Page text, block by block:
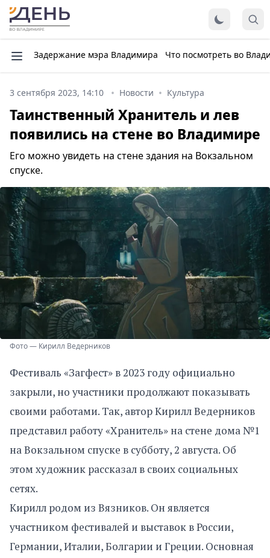
Задержание мэра Владимира Что посмотреть во
3 сентября 2023, 14:10 Новости Культура
Таинственный Хранитель и лев
появились на стене во Владимире
Его можно увидеть на стене здания на Вокзальном
спуске.
Фото — Кирилл Ведерников
Фестиваль «Загфест» в 2023 году официально
закрыли, но участники продолжают показывать
своими работами. Так, автор Кирилл Ведерников
представил работу «Хранитель» на стене дома №1
на Вокзальном спуске в субботу, 2 августа. Об
этом художник рассказал в своих социальных
сетях.
Кирилл родом из Вязников. Он является
участником фестивалей и выставок в России,
Германии, Италии, Болгарии и Греции. Основная